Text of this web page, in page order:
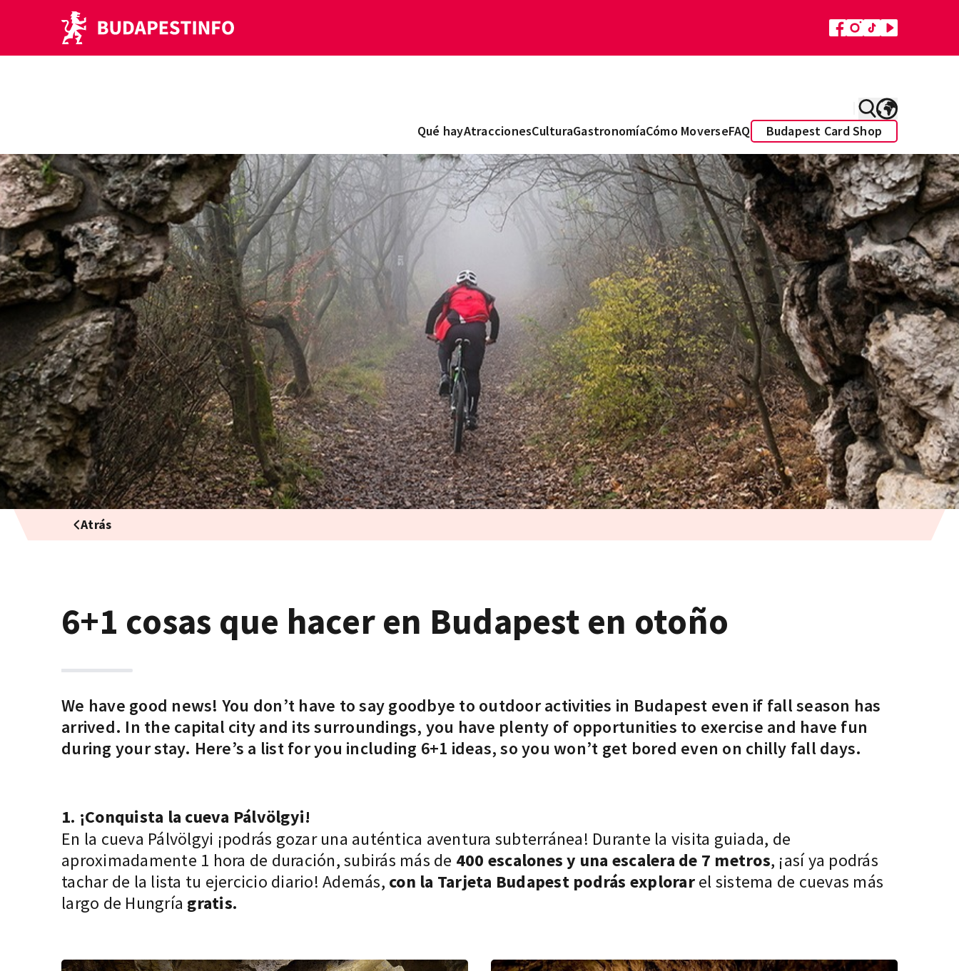
Qué hayAtraccionesCulturaGastronomíaCómo MoverseFAQ Budapest Card Shop
Atrás
6+1 cosas que hacer en Budapest en otoño
We have good news! You don’t have to say goodbye to outdoor activities in Budapest even if fall season has
arrived. In the capital city and its surroundings, you have plenty of opportunities to exercise and have fun
during your stay. Here’s a list for you including 6+1 ideas, so you won’t get bored even on chilly fall days.
1. ¡Conquista la cueva Pálvölgyi!
En la cueva Pálvölgyi ¡podrás gozar una auténtica aventura subterránea! Durante la visita guiada, de
aproximadamente 1 hora de duración, subirás más de 400 escalones y una escalera de 7 metros, ¡así ya podrás
tachar de la lista tu ejercicio diario! Además, con la Tarjeta Budapest podrás explorarel sistema de cuevas más
largo de Hungría gratis.